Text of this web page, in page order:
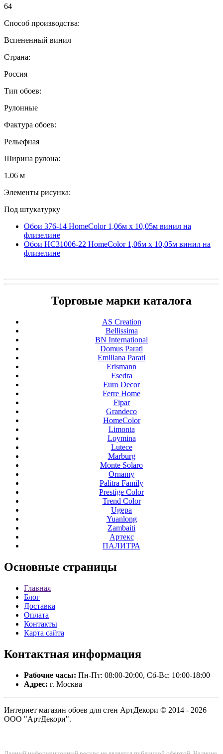
64
Способ производства:
Вспененный винил
Страна:
Россия
Тип обоев:
Рулонные
Фактура обоев:
Рельефная
Ширина рулона:
1.06 м
Элементы рисунка:
Под штукатурку
Обои 376-14 HomeColor 1,06м х 10,05м винил на
флизелине
Обои HC31006-22 HomeColor 1,06м х 10,05м винил на
флизелине
Торговые марки каталога
AS Creation
Bellissima
BN International
Domus Parati
Emiliana Parati
Erismann
Esedra
Euro Decor
Ferre Home
Fipar
Grandeco
HomeColor
Limonta
Loymina
Lutece
Marburg
Monte Solaro
Ornamy
Palitra Family
Prestige Color
Trend Color
Ugepa
Yuanlong
Zambaiti
Артекс
ПАЛИТРА
Основные страницы
Главная
Блог
Доставка
Оплата
Контакты
Карта сайта
Контактная информация
Рабочие часы: Пн-Пт: 08:00-20:00, Сб-Вс: 10:00-18:00
Адрес: г. Москва
Интернет магазин обоев для стен АртДекори © 2014 - 2026
ООО "АртДекори".